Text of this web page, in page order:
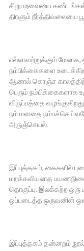
சிறுபறவையை
திரளும் நீர்த்திவலையை
எல்லாவற்றுக்கும் மேலாக,
நம்பிக்கைகளை
ஆனால் கொஞ்ச
பெரும் நம்பிக்கைகளாக
விருப்பத்தை
நம் மனதை
அருஞ்செயல்.
இப்புத்தகம், கைகளில்
மறக்கவியலாத
தொகுப்பு. இலக்கற்ற
ஒப்படைத்த ஒருவனின்
இப்புத்தகம் தன்னறம்